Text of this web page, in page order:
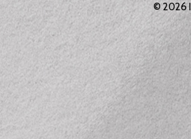
© 2026